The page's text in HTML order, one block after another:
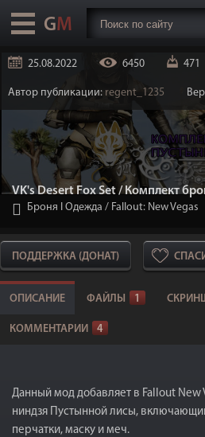
25.08.2022 6450 471
Автор публикации: regent_1235
VK's Desert Fox Set / Комплект
Броня I Одежда / Fallout: New Vegas
ПОДДЕРЖКА (ДОНАТ)
ОПИСАНИЕ ФАЙЛЫ 1
КОММЕНТАРИИ 4
Данный мод добавляет в Fallout New
ниндзя Пустынной лисы,
перчатки, маску и меч.